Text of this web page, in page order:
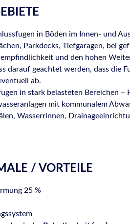
in Böden im Innen- und
Parkdecks, Tiefgaragen, bei
und den hohen
darauf geachtet werden, dass die
ab.
in stark belasteten Bereichen
mit kommunalem
Wasserrinnen,
/ VORTEILE
25 %